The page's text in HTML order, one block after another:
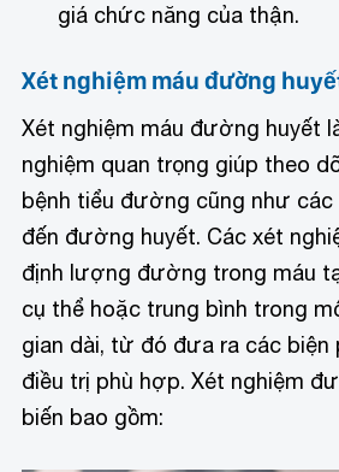
giá chức năng của thận.
Xét nghiệm máu đường
Xét nghiệm máu đường huyết
nghiệm quan trọng giúp theo
bệnh tiểu đường cũng như các
đến đường huyết. Các xét
định lượng đường trong máu
cụ thể hoặc trung bình trong
gian dài, từ đó đưa ra các biện
điều trị phù hợp. Xét nghiệm
biến bao gồm: